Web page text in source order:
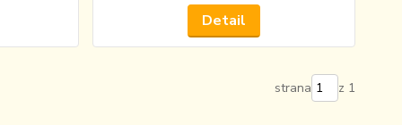
Detail
strana z 1